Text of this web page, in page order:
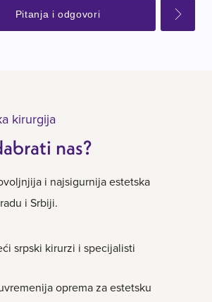
Pitanja i odgovori
kirurgija
nas?
i najsigurnija estetska
i Srbiji.
srpski kirurzi i specijalisti
oprema za estetsku